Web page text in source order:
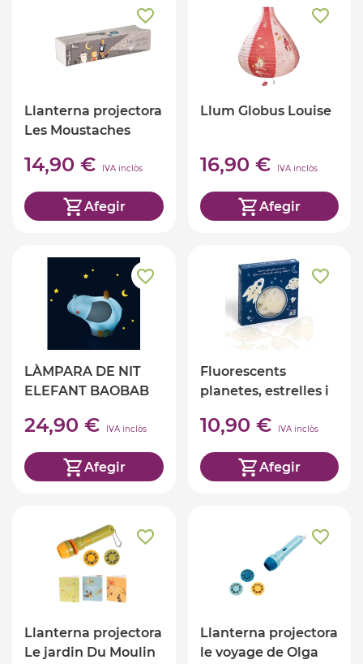
Llanterna projectora
Les Moustaches
14,90 € IVA inclòs
Afegir
Llum Globus Louise
16,90 € IVA inclòs
Afegir
LÀMPARA DE NIT
ELEFANT BAOBAB
24,90 € IVA inclòs
Afegir
Fluorescents
planetes, estrelles i
10,90 € IVA inclòs
Afegir
Llanterna projectora
Le jardin Du Moulin
Llanterna projectora
le voyage de Olga